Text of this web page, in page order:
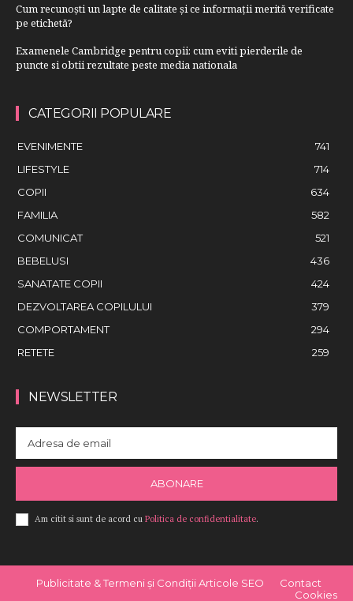
Cum recunoști un lapte de calitate și ce informații merită verificate
pe etichetă?
Examenele Cambridge pentru copii: cum eviti pierderile de
puncte si obtii rezultate peste media nationala
CATEGORII POPULARE
EVENIMENTE
741
LIFESTYLE
714
COPII
634
FAMILIA
582
COMUNICAT
521
BEBELUSI
436
SANATATE COPII
424
DEZVOLTAREA COPILULUI
379
COMPORTAMENT
294
RETETE
259
NEWSLETTER
ABONARE
Am citit si sunt de acord cu Politica de confidentialitate.
Publicitate & Termeni și Condiții Articole SEO
Contact
Cookies